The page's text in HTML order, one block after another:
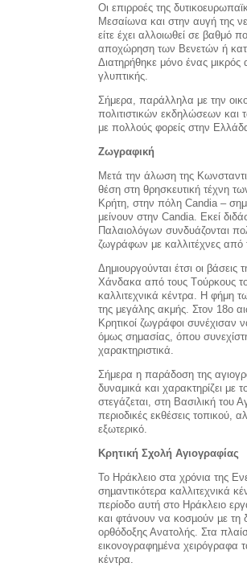
Οι επιρροές της
Μεσαίωνα και στην αυγή της
είτε έχει αλλοιωθεί σε
αποχώρηση των Βενετών ή
Διατηρήθηκε μόνο ένας μικρός
γλυπτικής.
Σήμερα, παράλληλα με την
πολιτιστικών εκδηλώσεων και
με πολλούς φορείς στην
Ζωγραφική
Mετά την άλωση της
θέση στη θρησκευτική τέχνη
Kρήτη, στην πόλη Candia –
μείνουν στην Candia. Eκεί
Παλαιολόγων συνδυάζονται
ζωγράφων με καλλιτέχνες από
Δημιουργούνται έτσι οι
Xάνδακα από τους Tούρκους
καλλιτεχνικά κέντρα. Η φήμη
της μεγάλης ακμής. Στον 18ο
Κρητικοί ζωγράφοι συνέχισαν
όμως σημασίας, όπου
χαρακτηριστικά.
Σήμερα η παράδοση της
δυναμικά και χαρακτηρίζει με
στεγάζεται, στη Βασιλική του
περιοδικές εκθέσεις τοπικού,
εξωτερικό.
Κρητική Σχολή Αγιογραφίας
Το Ηράκλειο στα χρόνια της
σηµαντικότερα καλλιτεχνικά
περίοδο αυτή στο Ηράκλειο
και φτάνουν να κοσµούν µε τη
ορθόδοξης Ανατολής. Στα
εικονογραφηµένα χειρόγραφα
κέντρα.